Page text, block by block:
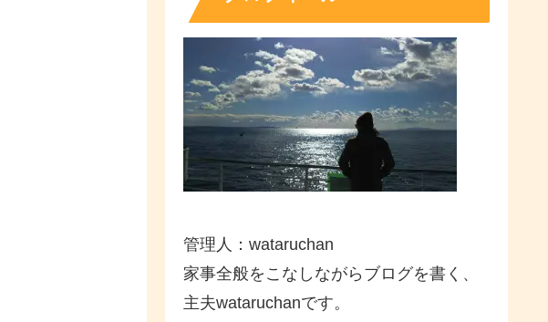
管理人：wataruchan
家事全般をこなしながらブログを書く、
主夫wataruchanです。